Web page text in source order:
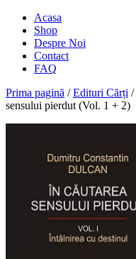
Acasa
Shop
Despre Noi
Contact
FAQ
Prima pagină /Edituri Cărți /
sensului pierdut (Vol. 1 + 2)